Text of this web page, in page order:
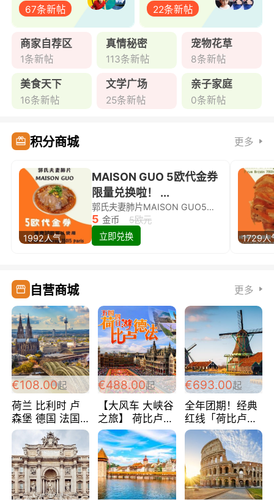
67条新帖 22条新帖
商家自荐区
1条新帖
真情秘密
113条新帖
宠物花草
8条新帖
美食天下
16条新帖
文学广场
25条新帖
亲子家庭
0条新帖
积分商城 更多
1992人气
MAISON GUO 5欧代金券
限量兑换啦！ ...
郭氏夫妻肺片MAISON GUO5欧代金券限量兑换啦！
5 金币
5欧元
立即兑换
1729人
自营商城 更多
€108.00起
荷兰 比利时 卢
森堡 德国 法国
超爽玩遍西欧 循
环线 全程四星宾
馆 108欧/人/天
€488.00起
【大风车 大峡谷
之旅】 荷比卢德
法 巴黎上下 经
典五国四日游
488欧/人
€693.00起
全年团期！经典
红线「荷比卢德
法」七天循环 五
国 仅售99欧/人/
天！巴黎上下！
包拼房~